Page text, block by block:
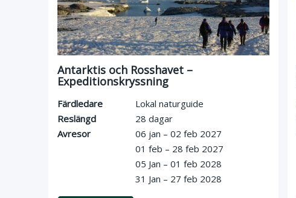
Antarktis och Rosshavet –
Expeditionskryssning
Färdledare
Lokal naturguide
Reslängd
28 dagar
Avresor
06 jan – 02 feb 2027
01 feb – 28 feb 2027
05 Jan – 01 feb 2028
31 Jan – 27 feb 2028